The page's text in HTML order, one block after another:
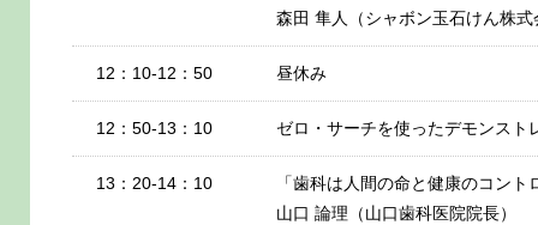
森田 隼人（シャボン玉石けん株
12：10-12：50 昼休み
12：50-13：10 ゼロ・サーチを使ったデモンスト
13：20-14：10
「歯科は人間の命と健康のコント
山口 論理（山口歯科医院院長）